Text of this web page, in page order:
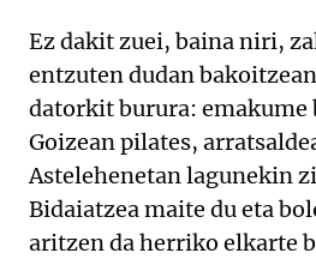
Ez dakit zuei, baina niri,
entzuten dudan
datorkit burura: emakume
Goizean pilates,
Astelehenetan lagunekin
Bidaiatzea maite du eta
aritzen da herriko elkarte